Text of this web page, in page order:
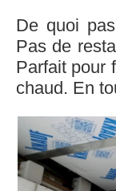
De quoi
Pas de
Parfait pour
chaud. En